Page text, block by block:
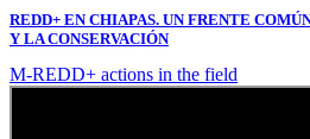
REDD+ EN CHIAPAS. UN FRENTE
Y LA CONSERVACIÓN
M-REDD+ actions in the field